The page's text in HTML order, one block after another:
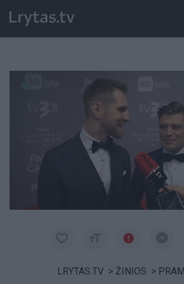
Paremkite Ukrainą
LRYTAS.TV > ŽINIOS >